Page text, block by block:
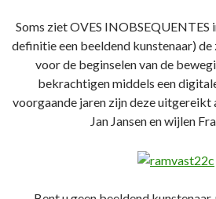
Soms ziet OVES INOBSEQUENTES
definitie een beeldend kunstenaar)
voor de beginselen van de
bekrachtigen middels een
voorgaande jaren zijn deze uitgereikt
Jan Jansen en wijlen